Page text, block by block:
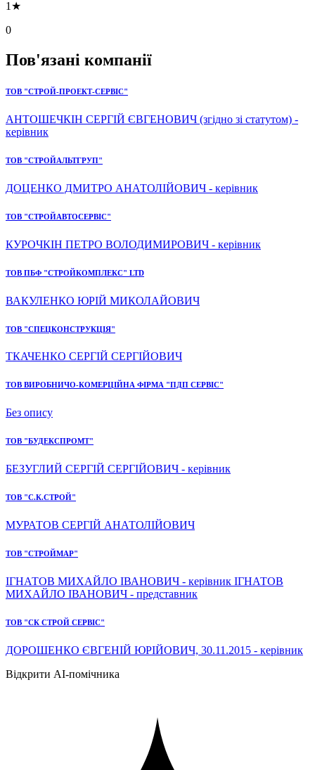
1★
0
Пов'язані компанії
ТОВ "СТРОЙ-ПРОЕКТ-СЕРВІС"
АНТОШЕЧКІН СЕРГІЙ ЄВГЕНОВИЧ (згідно зі статутом) -
керівник
ТОВ "СТРОЙАЛЬТГРУП"
ДОЦЕНКО ДМИТРО АНАТОЛІЙОВИЧ - керівник
ТОВ "СТРОЙАВТОСЕРВІС"
КУРОЧКІН ПЕТРО ВОЛОДИМИРОВИЧ - керівник
ТОВ ПБФ "СТРОЙКОМПЛЕКС" LTD
ВАКУЛЕНКО ЮРІЙ МИКОЛАЙОВИЧ
ТОВ "СПЕЦКОНСТРУКЦІЯ"
ТКАЧЕНКО СЕРГІЙ СЕРГІЙОВИЧ
ТОВ ВИРОБНИЧО-КОМЕРЦІЙНА ФІРМА "ПДП СЕРВІС"
Без опису
ТОВ "БУДЕКСПРОМТ"
БЕЗУГЛИЙ СЕРГІЙ СЕРГІЙОВИЧ - керівник
ТОВ "С.К.СТРОЙ"
МУРАТОВ СЕРГІЙ АНАТОЛІЙОВИЧ
ТОВ "СТРОЙМАР"
ІГНАТОВ МИХАЙЛО ІВАНОВИЧ - керівник ІГНАТОВ
МИХАЙЛО ІВАНОВИЧ - представник
ТОВ "СК СТРОЙ СЕРВІС"
ДОРОШЕНКО ЄВГЕНІЙ ЮРІЙОВИЧ, 30.11.2015 - керівник
Відкрити AI-помічника